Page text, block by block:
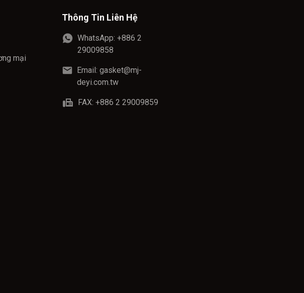
mại
Thông Tin Liên Hệ
WhatsApp: +886 2
29009858
Email: gasket@mj-
deyi.com.tw
FAX: +886 2 29009859